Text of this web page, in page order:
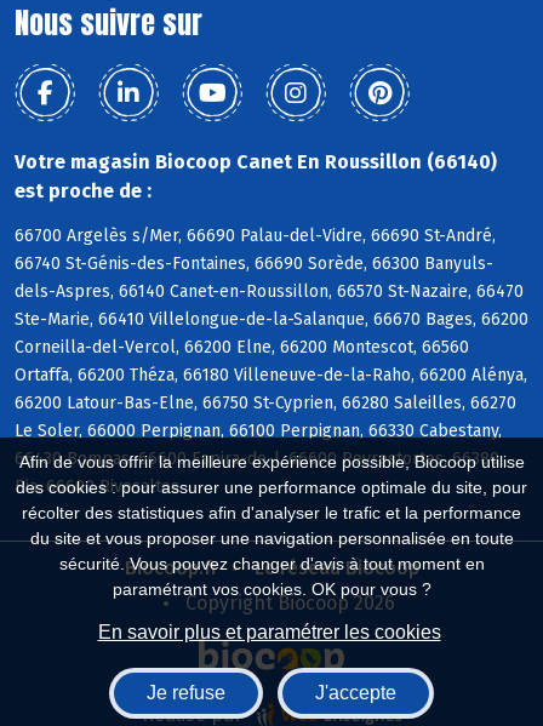
Afin de vous offrir la meilleure expérience possible, Biocoop utilise
des cookies : pour assurer une performance optimale du site, pour
récolter des statistiques afin d'analyser le trafic et la performance
du site et vous proposer une navigation personnalisée en toute
sécurité. Vous pouvez changer d'avis à tout moment en
paramétrant vos cookies. OK pour vous ?
En savoir plus et paramétrer les cookies
Je refuse J'accepte
Nous suivre sur
Votre magasin Biocoop Canet En Roussillon (66140)
est proche de :
66700 Argelès s/Mer, 66690 Palau-del-Vidre, 66690 St-André,
66740 St-Génis-des-Fontaines, 66690 Sorède, 66300 Banyuls-
dels-Aspres, 66140 Canet-en-Roussillon, 66570 St-Nazaire, 66470
Ste-Marie, 66410 Villelongue-de-la-Salanque, 66670 Bages, 66200
Corneilla-del-Vercol, 66200 Elne, 66200 Montescot, 66560
Ortaffa, 66200 Théza, 66180 Villeneuve-de-la-Raho, 66200 Alénya,
66200 Latour-Bas-Elne, 66750 St-Cyprien, 66280 Saleilles, 66270
Le Soler, 66000 Perpignan, 66100 Perpignan, 66330 Cabestany,
66430 Bompas, 66600 Espira-de-l, 66600 Peyrestortes, 66380
Pia, 66600 Rivesaltes
Biocoop.fr
Le réseau Biocoop
Copyright Biocoop 2026
Réalisé par